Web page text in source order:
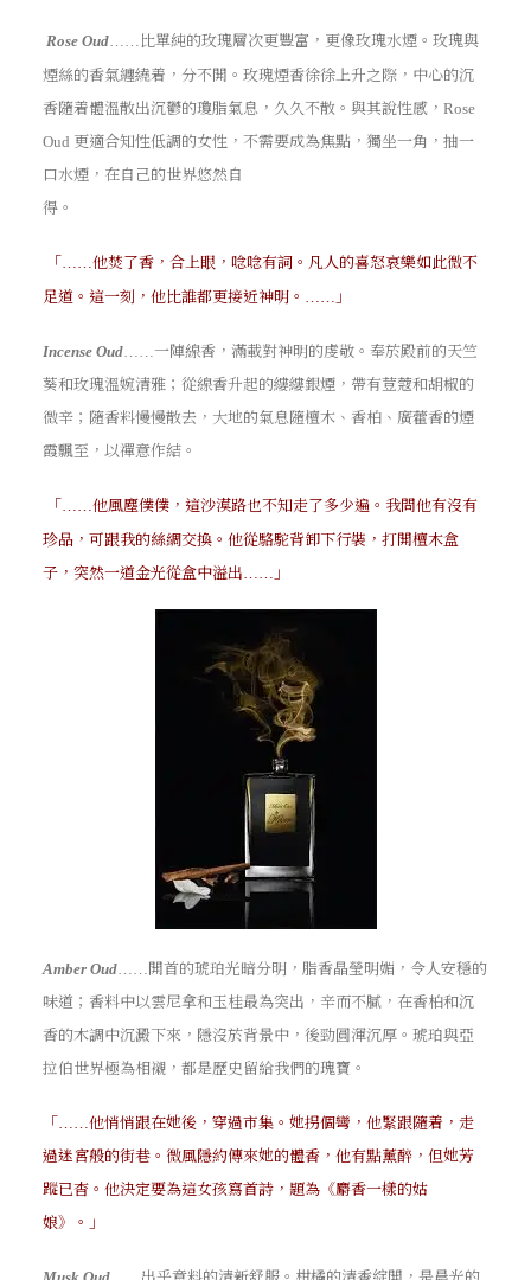
Rose Oud…… 比單純的玫瑰層次更豐富，更像玫瑰水煙。玫瑰與
煙絲的香氣纏繞着，分不開。玫瑰煙香徐徐上升之際，中心的沉
香隨着體溫散出沉鬱的瓊脂氣息，久久不散。與其說性感， Rose
Oud 更適合知性低調的女性，不需要成為焦點，獨坐一角，抽一
口水煙，在自己的世界悠然自
得。
「……他焚了香，合上眼，唸唸有詞。凡人的喜怒哀樂如此微不
足道。這一刻，他比誰都更接近神明。 …… 」
Incense Oud……一陣線香，滿載對神明的虔敬。奉於殿前的天竺
葵和玫瑰溫婉清雅；從線香升起的縷縷銀煙，帶有荳蔻和胡椒的
微辛；隨香料慢慢散去，大地的氣息隨檀木、香柏、廣藿香的煙
霞飄至，以禪意作結。
「……他風塵僕僕，這沙漠路也不知走了多少遍。我問他有沒有
珍品，可跟我的絲綢交換。他從駱駝背卸下行裝，打開檀木盒
子，突然一道金光從盒中溢出…… 」
Amber Oud……開首的琥珀光暗分明，脂香晶瑩明媚，令人安穩的
味道；香料中以雲尼拿和玉桂最為突出，辛而不膩，在香柏和沉
香的木調中沉澱下來，隱沒於背景中，後勁圓渾沉厚。琥珀與亞
拉伯世界極為相襯，都是歷史留給我們的瑰寶。
「……他悄悄跟在她後，穿過市集。她拐個彎，他緊跟隨着，走
過迷宮般的街巷。微風隱約傳來她的體香，他有點薰醉，但她芳
蹤已杳。他決定要為這女孩寫首詩，題為《麝香一樣的姑
娘》。」